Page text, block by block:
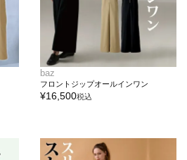
baz
フロントジップオールインワン
¥16,500税込